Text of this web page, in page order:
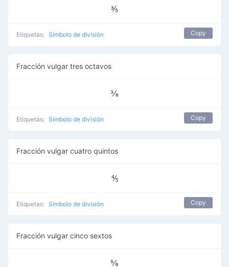
⅗
Etiquetas: Símbolo de división Copy
Fracción vulgar tres octavos
⅜
Etiquetas: Símbolo de división Copy
Fracción vulgar cuatro quintos
⅘
Etiquetas: Símbolo de división Copy
Fracción vulgar cinco sextos
⅚